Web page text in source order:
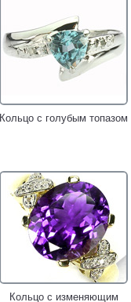
Кольцо с голубым топазом
Кольцо с изменяющим